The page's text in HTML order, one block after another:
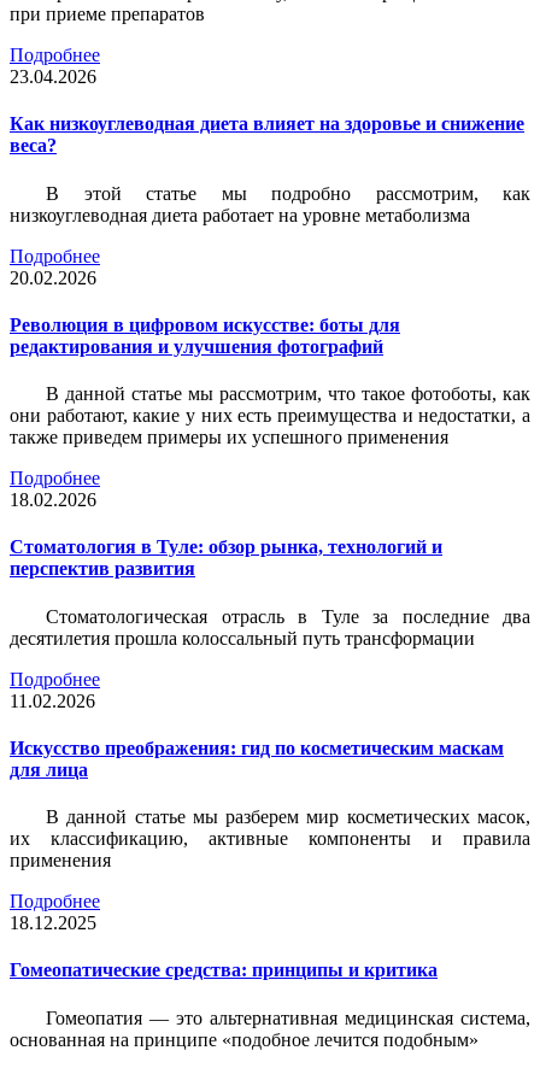
при приеме препаратов
Подробнее
23.04.2026
Как низкоуглеводная диета влияет на здоровье и снижение
веса?
В этой статье мы подробно рассмотрим, как
низкоуглеводная диета работает на уровне метаболизма
Подробнее
20.02.2026
Революция в цифровом искусстве: боты для
редактирования и улучшения фотографий
В данной статье мы рассмотрим, что такое фотоботы, как
они работают, какие у них есть преимущества и недостатки, а
также приведем примеры их успешного применения
Подробнее
18.02.2026
Стоматология в Туле: обзор рынка, технологий и
перспектив развития
Стоматологическая отрасль в Туле за последние два
десятилетия прошла колоссальный путь трансформации
Подробнее
11.02.2026
Искусство преображения: гид по косметическим маскам
для лица
В данной статье мы разберем мир косметических масок,
их классификацию, активные компоненты и правила
применения
Подробнее
18.12.2025
Гомеопатические средства: принципы и критика
Гомеопатия — это альтернативная медицинская система,
основанная на принципе «подобное лечится подобным»